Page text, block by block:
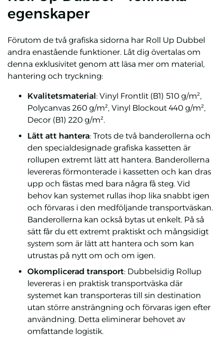
egenskaper
Förutom de två grafiska sidorna har Roll Up Dubbel
andra enastående funktioner. Låt dig övertalas om
denna exklusivitet genom att läsa mer om material,
hantering och tryckning:
Kvalitetsmaterial: Vinyl Frontlit (B1) 510 g/m²,
Polycanvas 260 g/m², Vinyl Blockout 440 g/m²,
Decor (B1) 220 g/m².
Lätt att hantera: Trots de två banderollerna och
den specialdesignade grafiska kassetten är
rollupen extremt lätt att hantera. Banderollerna
levereras förmonterade i kassetten och kan dras
upp och fästas med bara några få steg. Vid
behov kan systemet rullas ihop lika snabbt igen
och förvaras i den medföljande transportväskan.
Banderollerna kan också bytas ut enkelt. På så
sätt får du ett extremt praktiskt och mångsidigt
system som är lätt att hantera och som kan
utrustas på nytt om och om igen.
Okomplicerad transport: Dubbelsidig Rollup
levereras i en praktisk transportväska där
systemet kan transporteras till sin destination
utan större ansträngning och förvaras igen efter
användning. Detta eliminerar behovet av
omfattande logistik.